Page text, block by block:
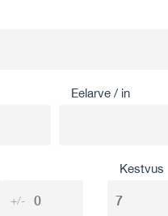
Eelarve / in
+/-
Kestvus